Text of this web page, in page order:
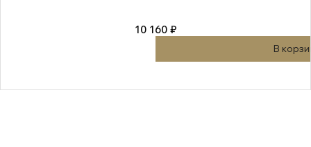
10 160 ₽
В